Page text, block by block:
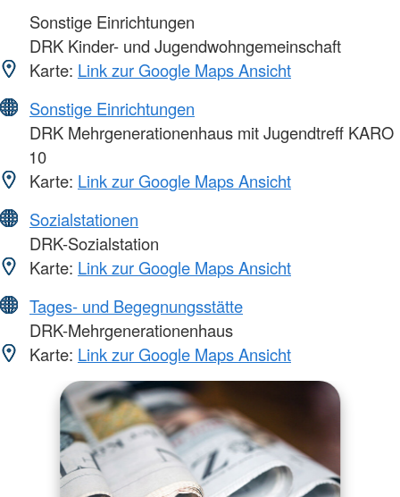
Sonstige Einrichtungen
DRK Kinder- und Jugendwohngemeinschaft
Karte: Link zur Google Maps Ansicht
Sonstige Einrichtungen
DRK Mehrgenerationenhaus mit Jugendtreff KARO
10
Karte: Link zur Google Maps Ansicht
Sozialstationen
DRK-Sozialstation
Karte: Link zur Google Maps Ansicht
Tages- und Begegnungsstätte
DRK-Mehrgenerationenhaus
Karte: Link zur Google Maps Ansicht